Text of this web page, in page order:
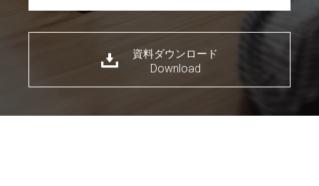
資料ダウンロード
Download